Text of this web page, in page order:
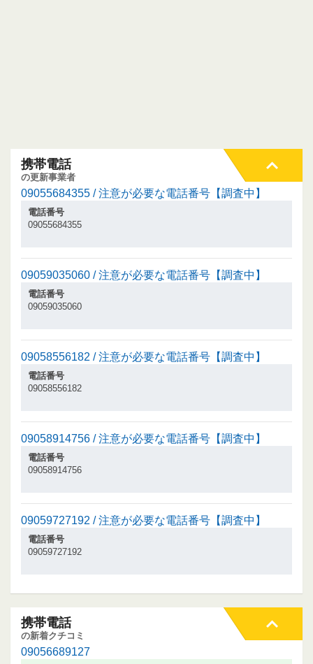
携帯電話
の更新事業者
09055684355 / 注意が必要な電話番号【調査中】
電話番号
09055684355
09059035060 / 注意が必要な電話番号【調査中】
電話番号
09059035060
09058556182 / 注意が必要な電話番号【調査中】
電話番号
09058556182
09058914756 / 注意が必要な電話番号【調査中】
電話番号
09058914756
09059727192 / 注意が必要な電話番号【調査中】
電話番号
09059727192
携帯電話
の新着クチコミ
09056689127